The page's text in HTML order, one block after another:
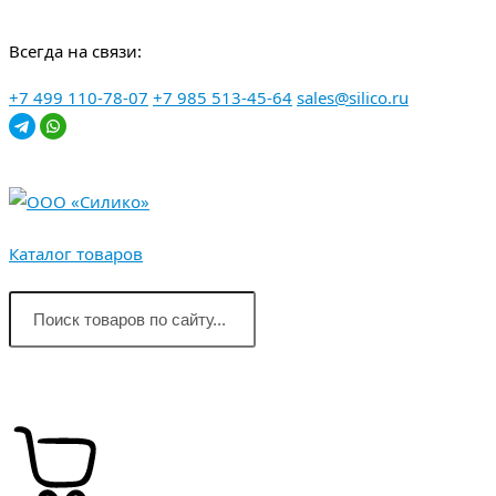
к
Всегда на связи:
+7 499 110-78-07 +7 985 513-45-64 sales@silico.ru
Каталог товаров